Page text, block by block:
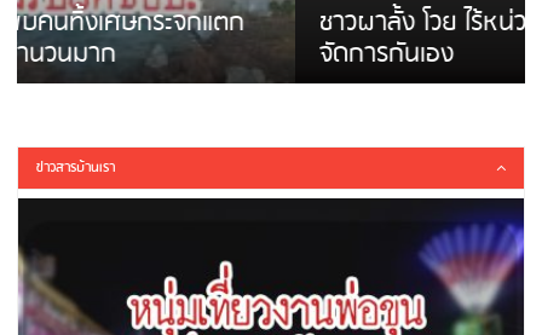
ชาวผาลั้ง โวย ไร้หน่วยงานดูแล ดินสไลด์ ต้อง
จัดการกันเอง
ข่าวสารบ้านเรา